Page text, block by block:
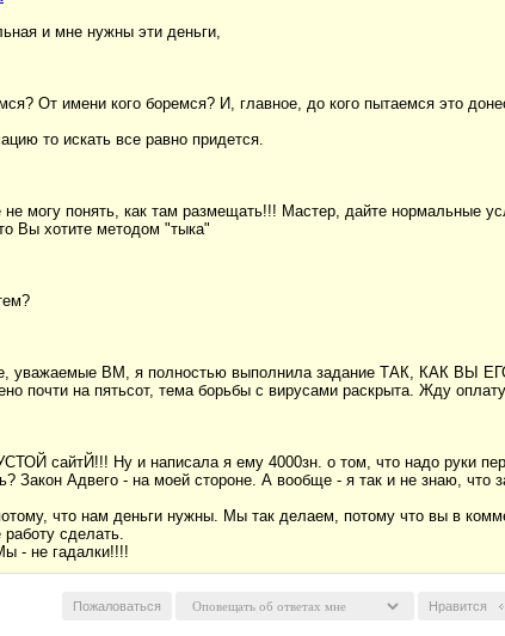
и мне нужны эти деньги,
От имени кого боремся? И, главное, до кого пытаемся это
то искать все равно придется.
могу понять, как там размещать!!! Мастер, дайте нормальные
Вы хотите методом "тыка"
уважаемые ВМ, я полностью выполнила задание ТАК, КАК ВЫ
почти на пятьсот, тема борьбы с вирусами раскрыта. Жду
сайтЙ!!! Ну и написала я ему 4000зн. о том, что надо руки
Закон Адвего - на моей стороне. А вообще - я так и не знаю, что
что нам деньги нужны. Мы так делаем, потому что вы в
сделать.
- не гадалки!!!!
Нравится
Пожаловаться